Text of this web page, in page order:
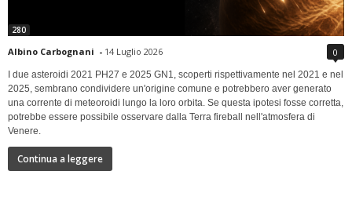
280
Albino Carbognani - 14 Luglio 2026 0
I due asteroidi 2021 PH27 e 2025 GN1, scoperti rispettivamente nel 2021 e nel
2025, sembrano condividere un'origine comune e potrebbero aver generato
una corrente di meteoroidi lungo la loro orbita. Se questa ipotesi fosse corretta,
potrebbe essere possibile osservare dalla Terra fireball nell'atmosfera di
Venere.
Continua a leggere